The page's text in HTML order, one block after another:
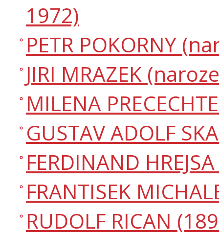
1972)
PETR POKORNY
JIRI MRAZEK
MILENA
GUSTAV ADOLF
FERDINAND
FRANTISEK
RUDOLF RICAN